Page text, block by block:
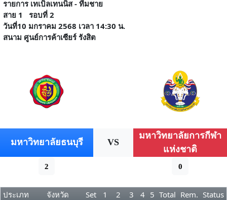
รายการ เทเบิลเทนนิส - ทีมชาย
สาย 1 รอบที่ 2
วันที่10 มกราคม 2568 เวลา 14:30 น.
สนาม ศูนย์การค้าเซียร์ รังสิต
มหาวิทยาลัยธนบุรี VS
มหาวิทยาลัยการกีฬา
แห่งชาติ
2 0
ประเภท จังหวัด Set 1 2 3 4 5 Total Rem. Status